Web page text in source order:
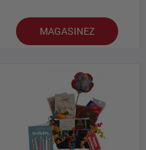
MAGASINEZ